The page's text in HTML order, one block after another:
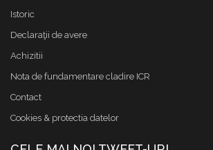
Istoric
Declaraţii de avere
Achizitii
Nota de fundamentare cladire ICR
Contact
Cookies & protectia datelor